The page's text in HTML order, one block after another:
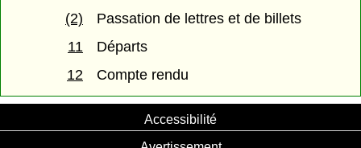
(2)
Passation de lettres et de billets
11
Départs
12
Compte rendu
Accessibilité